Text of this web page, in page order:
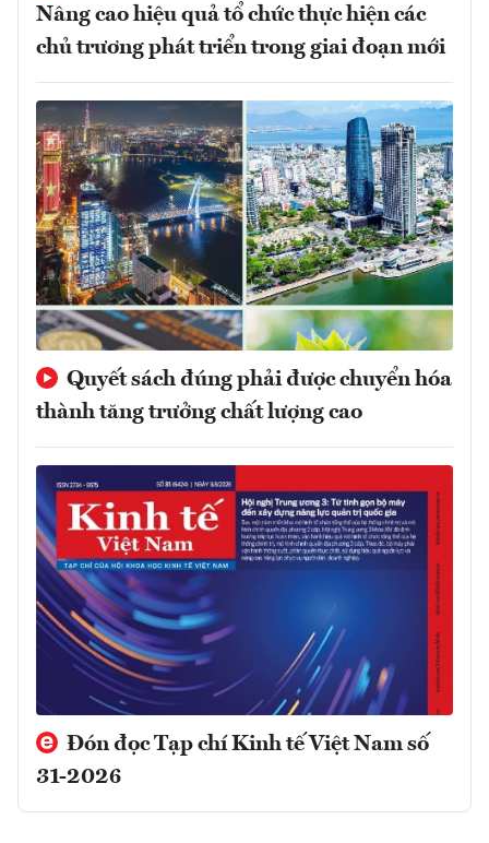
Nâng cao hiệu quả tổ chức thực hiện các
chủ trương phát triển trong giai đoạn mới
Quyết sách đúng phải được chuyển hóa
thành tăng trưởng chất lượng cao
Đón đọc Tạp chí Kinh tế Việt Nam số
31-2026